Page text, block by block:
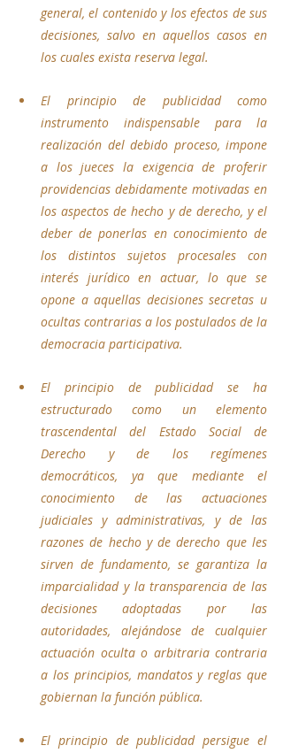
general, el contenido y los efectos de sus
decisiones, salvo en aquellos casos en
los cuales exista reserva legal.
El principio de publicidad como
instrumento indispensable para la
realización del debido proceso, impone
a los jueces la exigencia de proferir
providencias debidamente motivadas en
los aspectos de hecho y de derecho, y el
deber de ponerlas en conocimiento de
los distintos sujetos procesales con
interés jurídico en actuar, lo que se
opone a aquellas decisiones secretas u
ocultas contrarias a los postulados de la
democracia participativa.
El principio de publicidad se ha
estructurado como un elemento
trascendental del Estado Social de
Derecho y de los regímenes
democráticos, ya que mediante el
conocimiento de las actuaciones
judiciales y administrativas, y de las
razones de hecho y de derecho que les
sirven de fundamento, se garantiza la
imparcialidad y la transparencia de las
decisiones adoptadas por las
autoridades, alejándose de cualquier
actuación oculta o arbitraria contraria
a los principios, mandatos y reglas que
gobiernan la función pública.
El principio de publicidad persigue el